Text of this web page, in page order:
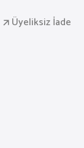
Üyeliksiz İade